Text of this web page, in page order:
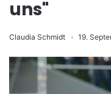
uns"
Claudia Schmidt 19.